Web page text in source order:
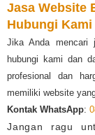
Jasa Website
Hubungi
Jika Anda mencari
hubungi kami dan
profesional dan
memiliki website
Kontak WhatsApp:
Jangan ragu